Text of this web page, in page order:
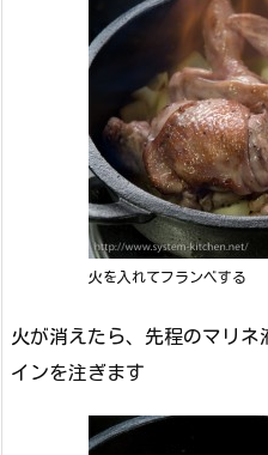
火を入れてフランベする
火が消えたら、先程のマリ
インを注ぎます